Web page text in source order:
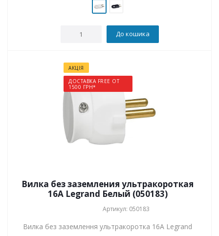
До кошика
АКЦІЯ
ДОСТАВКА FREE ОТ
1500 ГРН*
Вилка без заземления ультракороткая
16А Legrand Белый (050183)
Артикул: 050183
Вилка без заземлення ультракоротка 16А Legrand